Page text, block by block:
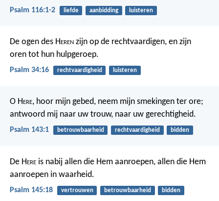
Psalm 116:1-2 liefde aanbidding luisteren
De ogen des Heren zijn op de rechtvaardigen, en zijn
oren tot hun hulpgeroep.
Psalm 34:16 rechtvaardigheid luisteren
O Here, hoor mijn gebed, neem mijn smekingen ter ore;
antwoord mij naar uw trouw, naar uw gerechtigheid.
Psalm 143:1 betrouwbaarheid rechtvaardigheid bidden
De Here is nabij allen die Hem aanroepen, allen die Hem
aanroepen in waarheid.
Psalm 145:18 vertrouwen betrouwbaarheid bidden